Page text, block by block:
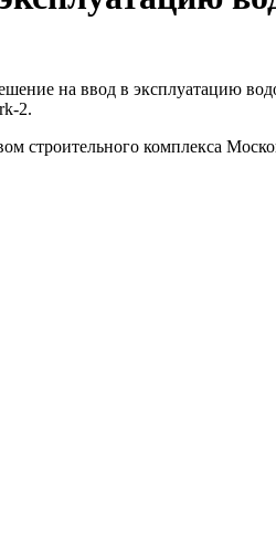
на ввод в эксплуатацию
2.
комплекса